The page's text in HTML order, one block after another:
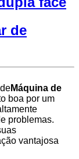
de
Máquina de
boa por um
problemas.
vantajosa